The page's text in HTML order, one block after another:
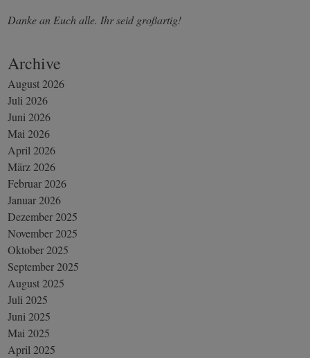
Danke an Euch alle. Ihr seid großartig!
Archive
August 2026
Juli 2026
Juni 2026
Mai 2026
April 2026
März 2026
Februar 2026
Januar 2026
Dezember 2025
November 2025
Oktober 2025
September 2025
August 2025
Juli 2025
Juni 2025
Mai 2025
April 2025